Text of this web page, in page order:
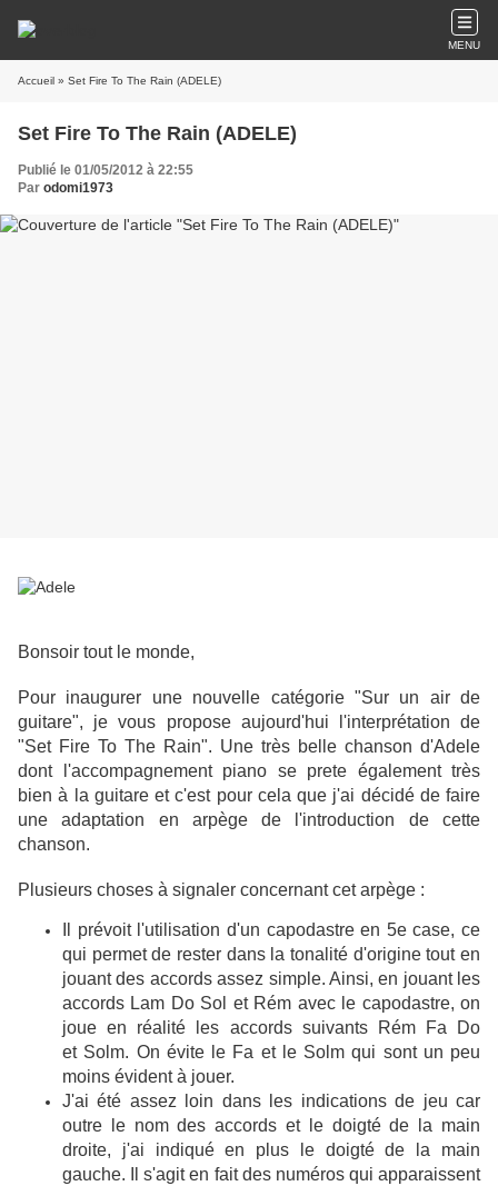
MENU
Accueil » Set Fire To The Rain (ADELE)
Set Fire To The Rain (ADELE)
Publié le 01/05/2012 à 22:55
Par odomi1973
Bonsoir tout le monde,
Pour inaugurer une nouvelle catégorie "Sur un air de
guitare", je vous propose aujourd'hui l'interprétation de
"Set Fire To The Rain". Une très belle chanson d'Adele
dont l'accompagnement piano se prete également très
bien à la guitare et c'est pour cela que j'ai décidé de faire
une adaptation en arpège de l'introduction de cette
chanson.
Plusieurs choses à signaler concernant cet arpège :
Il prévoit l'utilisation d'un capodastre en 5e case, ce
qui permet de rester dans la tonalité d'origine tout en
jouant des accords assez simple. Ainsi, en jouant les
accords Lam Do Sol et Rém avec le capodastre, on
joue en réalité les accords suivants Rém Fa Do
et Solm. On évite le Fa et le Solm qui sont un peu
moins évident à jouer.
J'ai été assez loin dans les indications de jeu car
outre le nom des accords et le doigté de la main
droite, j'ai indiqué en plus le doigté de la main
gauche. Il s'agit en fait des numéros qui apparaissent